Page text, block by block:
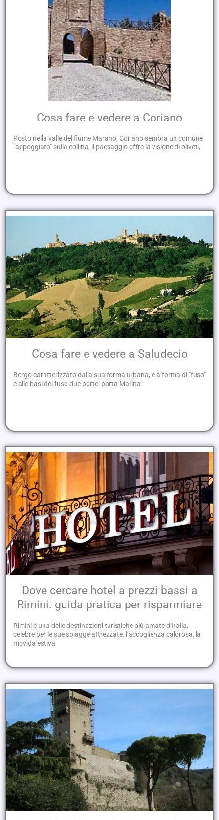
Cosa fare e vedere a Coriano
Posto nella valle del fiume Marano, Coriano sembra un comune
"appoggiato" sulla collina, il paesaggio offre la visione di oliveti,
Cosa fare e vedere a Saludecio
Borgo caratterizzato dalla sua forma urbana, è a forma di "fuso"
e alle basi del fuso due porte: porta Marina
Dove cercare hotel a prezzi bassi a
Rimini: guida pratica per risparmiare
Rimini è una delle destinazioni turistiche più amate d’Italia,
celebre per le sue spiagge attrezzate, l’accoglienza calorosa, la
movida estiva